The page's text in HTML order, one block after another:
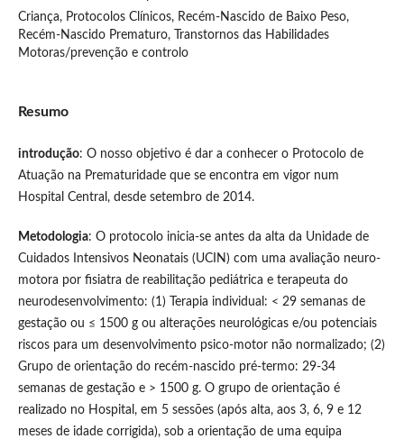
Criança, Protocolos Clínicos, Recém-Nascido de Baixo Peso,
Recém-Nascido Prematuro, Transtornos das Habilidades
Motoras/prevenção e controlo
Resumo
introdução: O nosso objetivo é dar a conhecer o Protocolo de
Atuação na Prematuridade que se encontra em vigor num
Hospital Central, desde setembro de 2014.
Metodologia: O protocolo inicia-se antes da alta da Unidade de
Cuidados Intensivos Neonatais (UCIN) com uma avaliação neuro-
motora por fisiatra de reabilitação pediátrica e terapeuta do
neurodesenvolvimento: (1) Terapia individual: < 29 semanas de
gestação ou ≤ 1500 g ou alterações neurológicas e/ou potenciais
riscos para um desenvolvimento psico-motor não normalizado; (2)
Grupo de orientação do recém-nascido pré-termo: 29-34
semanas de gestação e > 1500 g. O grupo de orientação é
realizado no Hospital, em 5 sessões (após alta, aos 3, 6, 9 e 12
meses de idade corrigida), sob a orientação de uma equipa